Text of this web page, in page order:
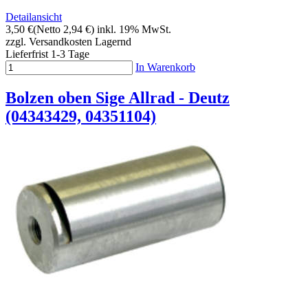
Detailansicht
3,50 €(Netto 2,94 €) inkl. 19% MwSt.
zzgl. Versandkosten Lagernd
Lieferfrist 1-3 Tage
In Warenkorb
Bolzen oben Sige Allrad - Deutz
(04343429, 04351104)